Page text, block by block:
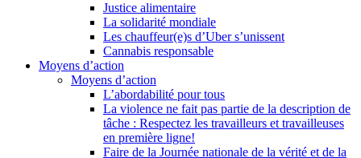
Justice alimentaire
La solidarité mondiale
Les chauffeur(e)s d’Uber s’unissent
Cannabis responsable
Moyens d’action
Moyens d’action
L’abordabilité pour tous
La violence ne fait pas partie de la description de
tâche : Respectez les travailleurs et travailleuses
en première ligne!
Faire de la Journée nationale de la vérité et de la